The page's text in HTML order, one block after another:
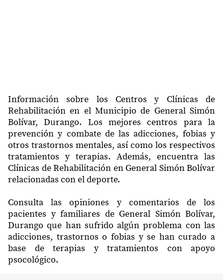
Información sobre los Centros y Clínicas de
Rehabilitación en el Municipio de General Simón
Bolívar, Durango. Los mejores centros para la
prevención y combate de las adicciones, fobias y
otros trastornos mentales, así como los respectivos
tratamientos y terapias. Además, encuentra las
Clínicas de Rehabilitación en General Simón Bolívar
relacionadas con el deporte.
Consulta las opiniones y comentarios de los
pacientes y familiares de General Simón Bolívar,
Durango que han sufrido algún problema con las
adicciones, trastornos o fobias y se han curado a
base de terapias y tratamientos con apoyo
psocológico.